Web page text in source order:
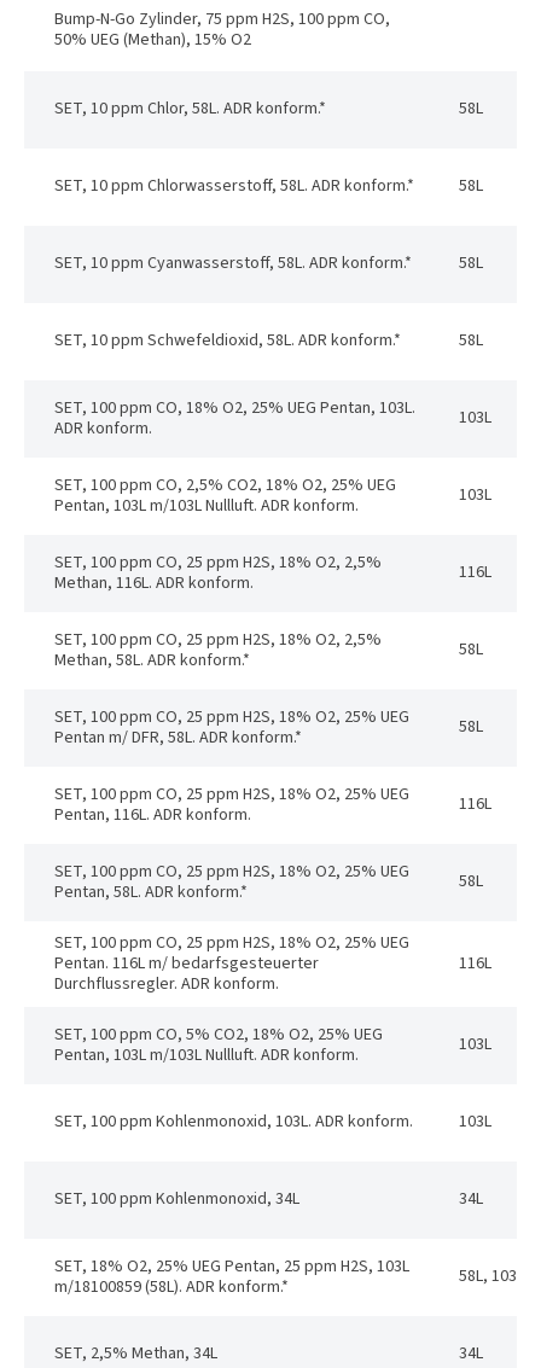
Bump-N-Go Zylinder, 75 ppm H2S, 100 ppm CO,
50% UEG (Methan), 15% O2
SET, 10 ppm Chlor, 58L. ADR konform.* 58L
SET, 10 ppm Chlorwasserstoff, 58L. ADR konform.* 58L
SET, 10 ppm Cyanwasserstoff, 58L. ADR konform.* 58L
SET, 10 ppm Schwefeldioxid, 58L. ADR konform.* 58L
SET, 100 ppm CO, 18% O2, 25% UEG Pentan, 103L.
ADR konform.
103L
SET, 100 ppm CO, 2,5% CO2, 18% O2, 25% UEG
Pentan, 103L m/103L Nullluft. ADR konform.
103L
SET, 100 ppm CO, 25 ppm H2S, 18% O2, 2,5%
Methan, 116L. ADR konform.
116L
SET, 100 ppm CO, 25 ppm H2S, 18% O2, 2,5%
Methan, 58L. ADR konform.*
58L
SET, 100 ppm CO, 25 ppm H2S, 18% O2, 25% UEG
Pentan m/ DFR, 58L. ADR konform.*
58L
SET, 100 ppm CO, 25 ppm H2S, 18% O2, 25% UEG
Pentan, 116L. ADR konform.
116L
SET, 100 ppm CO, 25 ppm H2S, 18% O2, 25% UEG
Pentan, 58L. ADR konform.*
58L
SET, 100 ppm CO, 25 ppm H2S, 18% O2, 25% UEG
Pentan. 116L m/ bedarfsgesteuerter
Durchflussregler. ADR konform.
116L
SET, 100 ppm CO, 5% CO2, 18% O2, 25% UEG
Pentan, 103L m/103L Nullluft. ADR konform.
103L
SET, 100 ppm Kohlenmonoxid, 103L. ADR konform. 103L
SET, 100 ppm Kohlenmonoxid, 34L 34L
SET, 18% O2, 25% UEG Pentan, 25 ppm H2S, 103L
m/18100859 (58L). ADR konform.*
58L, 103L
SET, 2,5% Methan, 34L 34L